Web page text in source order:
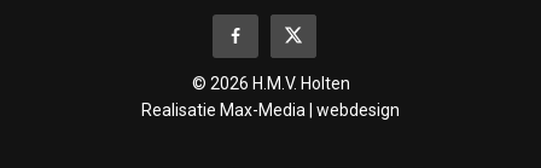
© 2026 H.M.V. Holten
Realisatie Max-Media | webdesign